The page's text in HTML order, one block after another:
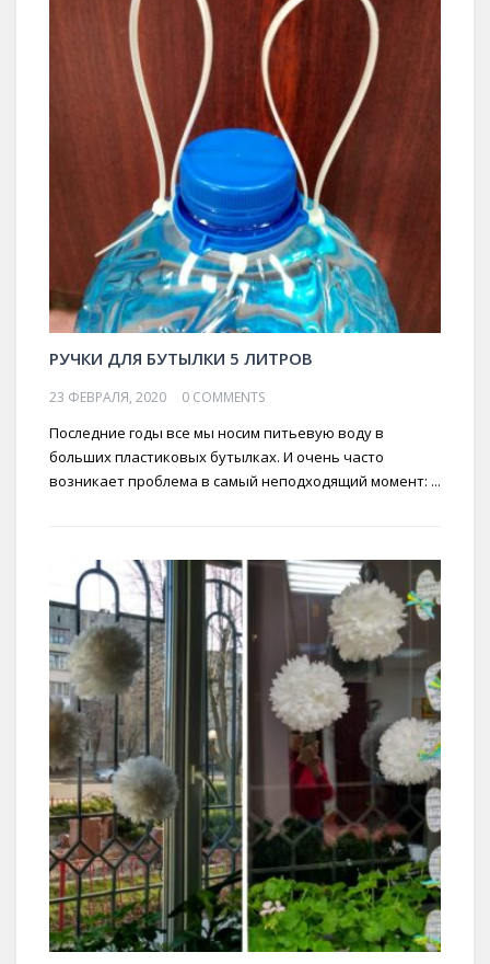
РУЧКИ ДЛЯ БУТЫЛКИ 5 ЛИТРОВ
23 ФЕВРАЛЯ, 2020 0 COMMENTS
Последние годы все мы носим питьевую воду в
больших пластиковых бутылках. И очень часто
возникает проблема в самый неподходящий момент: ...